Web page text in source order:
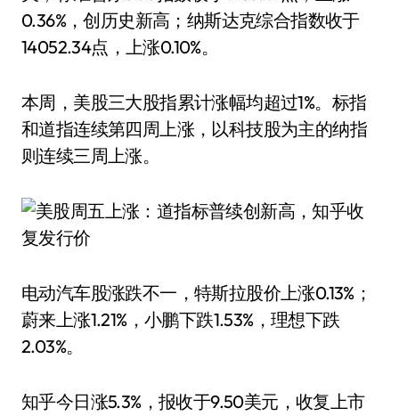
0.36%，创历史新高；纳斯达克综合指数收于
14052.34点，上涨0.10%。
本周，美股三大股指累计涨幅均超过1%。标指
和道指连续第四周上涨，以科技股为主的纳指
则连续三周上涨。
电动汽车股涨跌不一，特斯拉股价上涨0.13%；
蔚来上涨1.21%，小鹏下跌1.53%，理想下跌
2.03%。
知乎今日涨5.3%，报收于9.50美元，收复上市